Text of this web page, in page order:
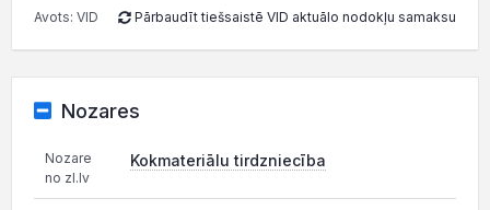
Avots: VID Pārbaudīt tiešsaistē VID aktuālo nodokļu samaksu
Nozares
Nozare
no zl.lv
Kokmateriālu tirdzniecība